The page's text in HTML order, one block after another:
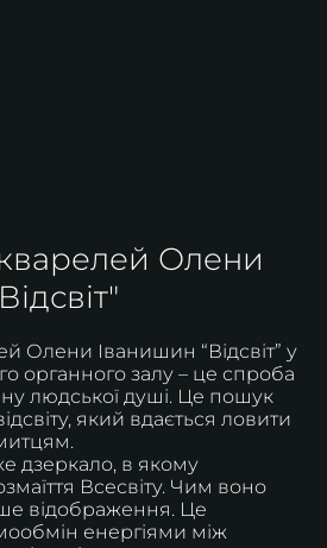
Олени
Олени Іванишин “Відсвіт” у
органного залу – це спроба
людської душі. Це пошук
який вдається ловити
дзеркало, в якому
Всесвіту. Чим воно
відображення. Це
енергіями між